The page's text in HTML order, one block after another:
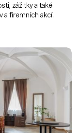
zážitky a také
firemních akcí.